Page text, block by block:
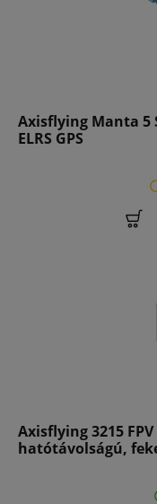
Axisflying Manta 5
ELRS GPS
Axisflying 3215
hatótávolságú,